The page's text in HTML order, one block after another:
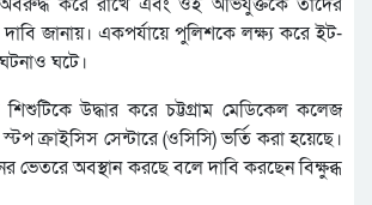
জানায়। একপর্যায়ে পুলিশকে লক্ষ্য করে ইট-
ঘটে।
উদ্ধার করে চট্টগ্রাম মেডিকেল কলেজ
ক্রাইসিস সেন্টারে (ওসিসি) ভর্তি করা হয়েছে।
ভেতরে অবস্থান করছে বলে দাবি করছেন বিক্ষুব্ধ